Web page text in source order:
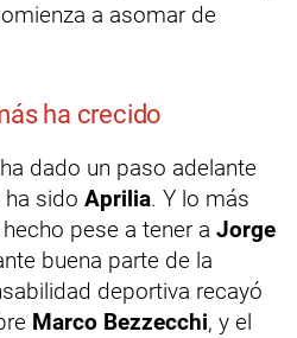
a asomar de
ha crecido
dado un paso adelante
sido Aprilia. Y lo más
pese a tener a Jorge
buena parte de la
deportiva recayó
Marco Bezzecchi, y el